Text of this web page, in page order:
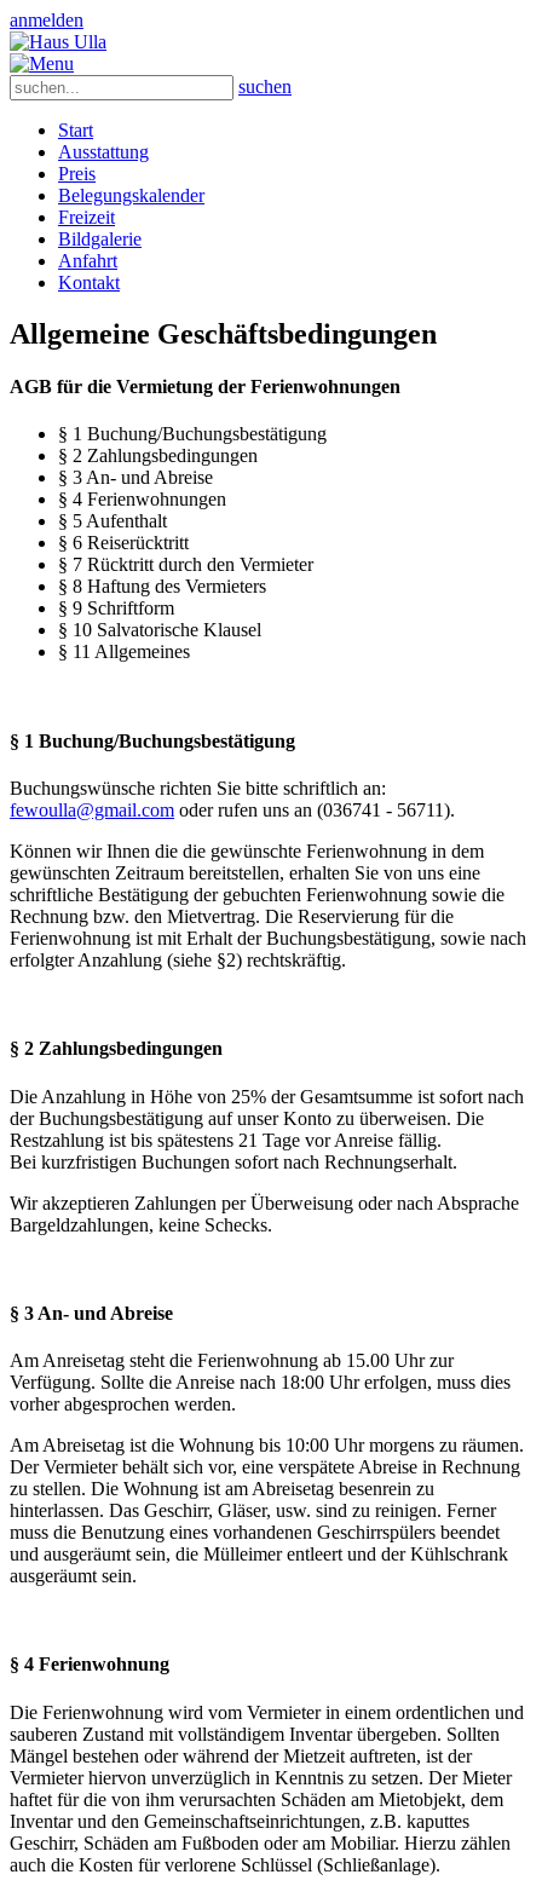
anmelden
suchen
Start
Ausstattung
Preis
Belegungskalender
Freizeit
Bildgalerie
Anfahrt
Kontakt
Allgemeine Geschäftsbedingungen
AGB für die Vermietung der Ferienwohnungen
§ 1 Buchung/Buchungsbestätigung
§ 2 Zahlungsbedingungen
§ 3 An- und Abreise
§ 4 Ferienwohnungen
§ 5 Aufenthalt
§ 6 Reiserücktritt
§ 7 Rücktritt durch den Vermieter
§ 8 Haftung des Vermieters
§ 9 Schriftform
§ 10 Salvatorische Klausel
§ 11 Allgemeines
§ 1 Buchung/Buchungsbestätigung
Buchungswünsche richten Sie bitte schriftlich an:
fewoulla@gmail.com oder rufen uns an (036741 - 56711).
Können wir Ihnen die die gewünschte Ferienwohnung in dem
gewünschten Zeitraum bereitstellen, erhalten Sie von uns eine
schriftliche Bestätigung der gebuchten Ferienwohnung sowie die
Rechnung bzw. den Mietvertrag. Die Reservierung für die
Ferienwohnung ist mit Erhalt der Buchungsbestätigung, sowie nach
erfolgter Anzahlung (siehe §2) rechtskräftig.
§ 2 Zahlungsbedingungen
Die Anzahlung in Höhe von 25% der Gesamtsumme ist sofort nach
der Buchungsbestätigung auf unser Konto zu überweisen. Die
Restzahlung ist bis spätestens 21 Tage vor Anreise fällig.
Bei kurzfristigen Buchungen sofort nach Rechnungserhalt.
Wir akzeptieren Zahlungen per Überweisung oder nach Absprache
Bargeldzahlungen, keine Schecks.
§ 3 An- und Abreise
Am Anreisetag steht die Ferienwohnung ab 15.00 Uhr zur
Verfügung. Sollte die Anreise nach 18:00 Uhr erfolgen, muss dies
vorher abgesprochen werden.
Am Abreisetag ist die Wohnung bis 10:00 Uhr morgens zu räumen.
Der Vermieter behält sich vor, eine verspätete Abreise in Rechnung
zu stellen. Die Wohnung ist am Abreisetag besenrein zu
hinterlassen. Das Geschirr, Gläser, usw. sind zu reinigen. Ferner
muss die Benutzung eines vorhandenen Geschirrspülers beendet
und ausgeräumt sein, die Mülleimer entleert und der Kühlschrank
ausgeräumt sein.
§ 4 Ferienwohnung
Die Ferienwohnung wird vom Vermieter in einem ordentlichen und
sauberen Zustand mit vollständigem Inventar übergeben. Sollten
Mängel bestehen oder während der Mietzeit auftreten, ist der
Vermieter hiervon unverzüglich in Kenntnis zu setzen. Der Mieter
haftet für die von ihm verursachten Schäden am Mietobjekt, dem
Inventar und den Gemeinschaftseinrichtungen, z.B. kaputtes
Geschirr, Schäden am Fußboden oder am Mobiliar. Hierzu zählen
auch die Kosten für verlorene Schlüssel (Schließanlage).